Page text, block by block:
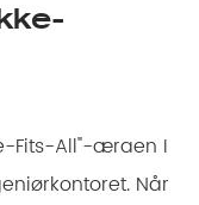
Fits-All"-æraen I
Når